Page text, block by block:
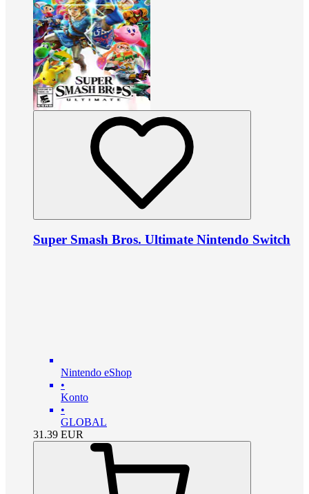
Super Smash Bros. Ultimate Nintendo Switch
Nintendo eShop
•
Konto
•
GLOBAL
31.39 EUR